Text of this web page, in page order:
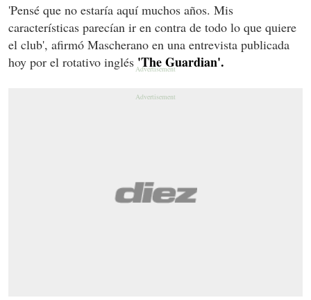
'Pensé que no estaría aquí muchos años. Mis
características parecían ir en contra de todo lo que quiere
el club', afirmó Mascherano en una entrevista publicada
hoy por el rotativo inglés 'The Guardian'.